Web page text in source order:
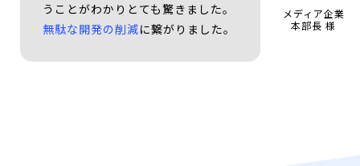
うことがわかりとても驚きました。
無駄な開発の削減に繋がりました。
メディア企業
本部長 様